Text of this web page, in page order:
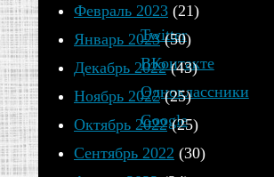
Twitter
ВКонтакте
Одноклассники
Google
Февраль 2023 (21)
Январь 2023(50)
Декабрь 2022(43)
Ноябрь 2022(25)
Октябрь 2022(25)
Сентябрь 2022 (30)